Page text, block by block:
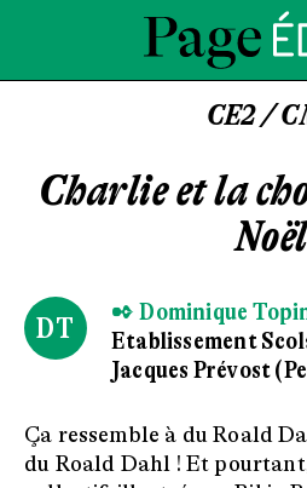
CE2 /
Charlie et la
Noël
DT
✒ Dominique
Etablissement
Jacques Prévost
Ça ressemble à du Roald
du Roald Dahl ! Et